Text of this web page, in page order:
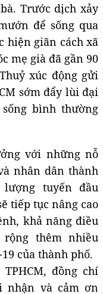
Trước dịch xảy
để sống qua
hiện giãn cách xã
mẹ già đã gần 90
xúc động gửi
sớm đẩy lùi đại
bình thường
với những nỗ
nhân dân thành
tuyến đầu
tiếp tục nâng cao
khả năng điều
thêm nhiều
của thành phố.
đồng chí
nhận và cảm ơn